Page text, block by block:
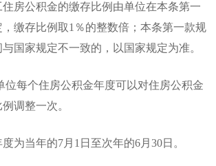
公积金的缴存比例由单位在本条第一
缴存比例取1％的整数倍；本条第一款规
国家规定不一致的，以国家规定为准。
每个住房公积金年度可以对住房公积金
调整一次。
当年的7月1日至次年的6月30日。